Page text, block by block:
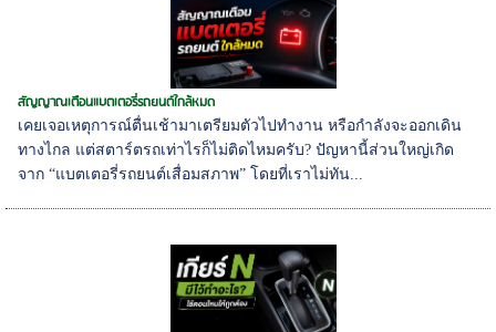
สัญญาณเตือนแบตเตอรี่รถยนต์ใกล้หมด
เคยเจอเหตุการณ์ตื่นเช้ามาเตรียมตัวไปทำงาน หรือกำลังจะออกเดิน
ทางไกล แต่สตาร์ตรถเท่าไรก็ไม่ติดไหมครับ? ปัญหานี้ส่วนใหญ่เกิด
จาก “แบตเตอรี่รถยนต์เสื่อมสภาพ” โดยที่เราไม่ทัน...